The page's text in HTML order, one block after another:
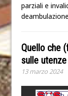
parziali e
Quello che
sulle
13 marzo 2024